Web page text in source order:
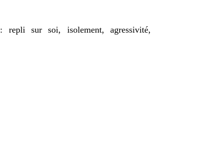
: repli sur soi, isolement, agressivité,